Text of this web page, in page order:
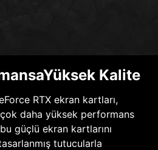
Kalite
RTX ekran kartları,
daha yüksek performans
güçlü ekran kartlarını
tutucularla